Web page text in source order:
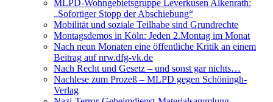
MLPD-Wohngebietsgruppe Leverkusen Alkenrath:
„Sofortiger Stopp der Abschiebung“
Mobilität und soziale Teilhabe sind Grundrechte
Montagsdemos in Köln: Jeden 2.Montag im Monat
Nach neun Monaten eine öffentliche Kritik an einem
Beitrag auf nrw.dfg-vk.de
Nach Recht und Gesetz – und sonst gar nichts…
Nachlese zum Prozeß – MLPD gegen Schöningh-
Verlag